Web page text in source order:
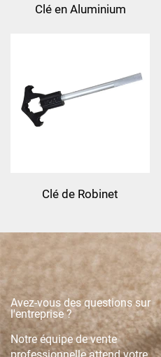
Clé en Aluminium
Clé de Robinet
Avez-vous des questions sur
l'entreprise ?
Notre équipe de vente
professionnelle attend votre